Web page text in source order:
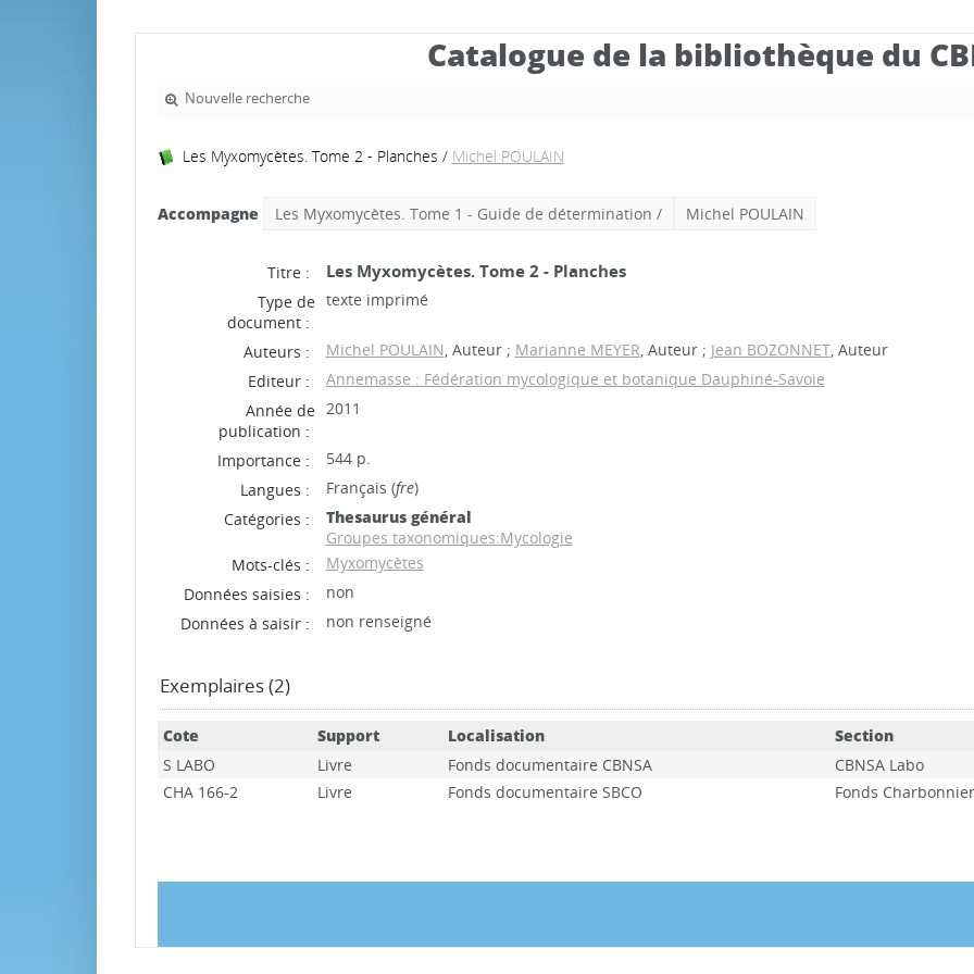
Catalogue de la bibliothèque du
Nouvelle recherche
Les Myxomycètes. Tome 2 - Planches / Michel POULAIN
Accompagne Les Myxomycètes. Tome 1 - Guide de détermination / Michel POULAIN
Titre : Les Myxomycètes. Tome 2 - Planches
Type de
document :
texte imprimé
Auteurs : Michel POULAIN, Auteur ; Marianne MEYER, Auteur ; Jean BOZONNET, Auteur
Editeur :
Annemasse : Fédération mycologique et botanique Dauphiné-Savoie
Année de
publication :
2011
Importance :
544 p.
Langues :
Français (fre)
Catégories :
Thesaurus général
Groupes taxonomiques:Mycologie
Mots-clés :
Myxomycètes
Données saisies :
non
Données à saisir :
non renseigné
Exemplaires (2)
Cote Support Localisation
Section
S LABO
Livre Fonds documentaire CBNSA
CBNSA Labo
CHA 166-2
Livre Fonds documentaire SBCO Fonds Charbonnier